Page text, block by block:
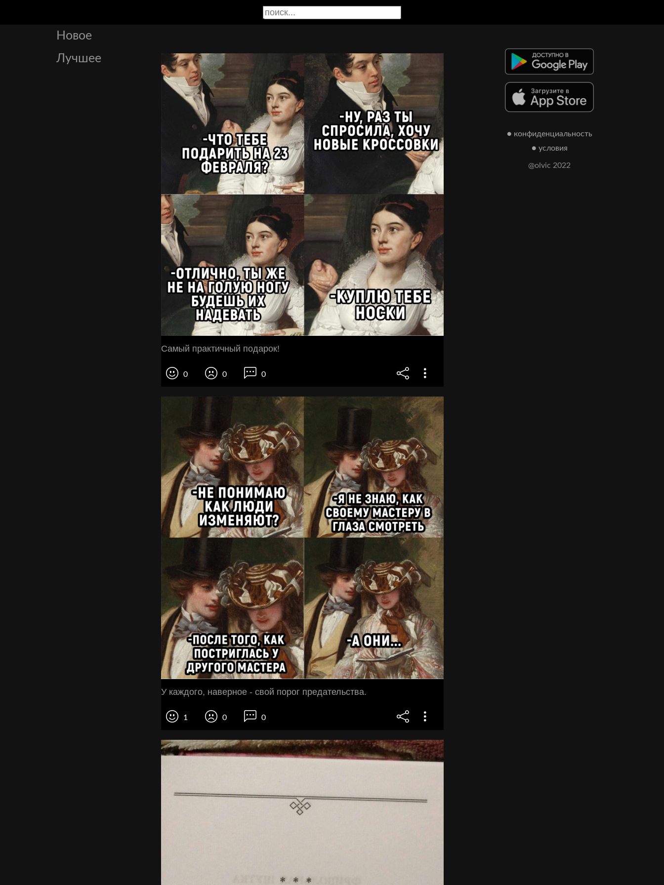
Новое
Лучшее
Самый практичный подарок!
0 0 0
У каждого, наверное - свой порог предательства.
1 0 0
● конфиденциальность
● условия
@olvic 2022